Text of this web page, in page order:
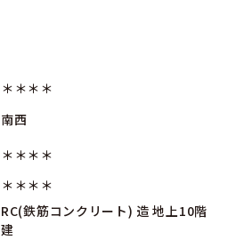
＊＊＊＊
南西
＊＊＊＊
＊＊＊＊
RC(鉄筋コンクリート) 造 地上10階
建